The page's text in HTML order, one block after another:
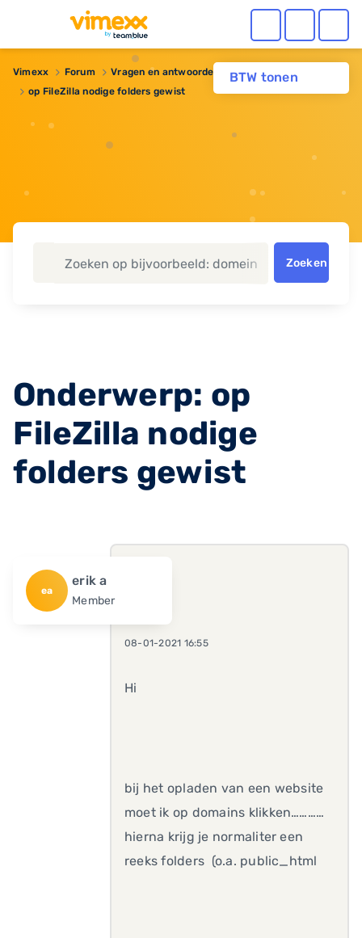
BTW tonen
Vimexx Forum
Vragen en antwoorden
op FileZilla nodige folders gewist
Zoeken
Onderwerp: op
FileZilla nodige
folders gewist
ea
erik a
Member
08-01-2021 16:55
Hi
bij het opladen van een website
moet ik op domains klikken…………
hierna krijg je normaliter een
reeks folders (o.a. public_html